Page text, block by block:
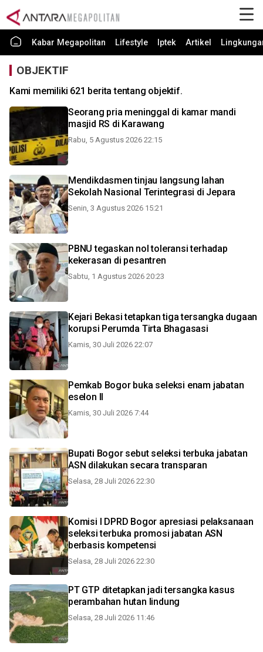
Kabar Megapolitan Lifestyle Iptek Artikel
OBJEKTIF
Kami memiliki 621 berita tentang objektif.
Seorang pria meninggal di kamar mandi
masjid RS di Karawang
Rabu, 5 Agustus 2026 22:15
Mendikdasmen tinjau langsung lahan
Sekolah Nasional Terintegrasi di Jepara
Senin, 3 Agustus 2026 15:21
PBNU tegaskan nol toleransi terhadap
kekerasan di pesantren
Sabtu, 1 Agustus 2026 20:23
Kejari Bekasi tetapkan tiga tersangka dugaan
korupsi Perumda Tirta Bhagasasi
Kamis, 30 Juli 2026 22:07
Pemkab Bogor buka seleksi enam jabatan
eselon II
Kamis, 30 Juli 2026 7:44
Bupati Bogor sebut seleksi terbuka jabatan
ASN dilakukan secara transparan
Selasa, 28 Juli 2026 22:30
Komisi I DPRD Bogor apresiasi pelaksanaan
seleksi terbuka promosi jabatan ASN
berbasis kompetensi
Selasa, 28 Juli 2026 22:30
PT GTP ditetapkan jadi tersangka kasus
perambahan hutan lindung
Selasa, 28 Juli 2026 11:46